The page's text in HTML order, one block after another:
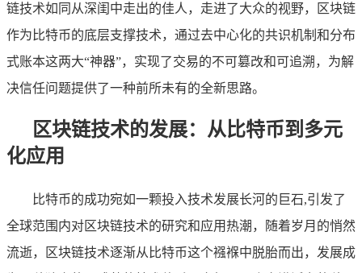
链技术如同从深闺中走出的佳人，走进了大众的视野，区块链
作为比特币的底层支撑技术，通过去中心化的共识机制和分布
式账本这两大“神器”，实现了交易的不可篡改和可追溯，为解
决信任问题提供了一种前所未有的全新思路。
区块链技术的发展：从比特币到多元
化应用
比特币的成功宛如一颗投入技术发展长河的巨石,引发了
全球范围内对区块链技术的研究和应用热潮，随着岁月的悄然
流逝，区块链技术逐渐从比特币这个襁褓中脱胎而出，发展成